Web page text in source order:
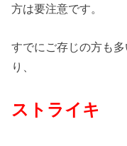
方は要注意です。
すでにご存じの方も
り、
ストライキ